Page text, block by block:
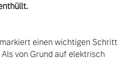
einen wichtigen Schritt
von Grund auf elektrisch